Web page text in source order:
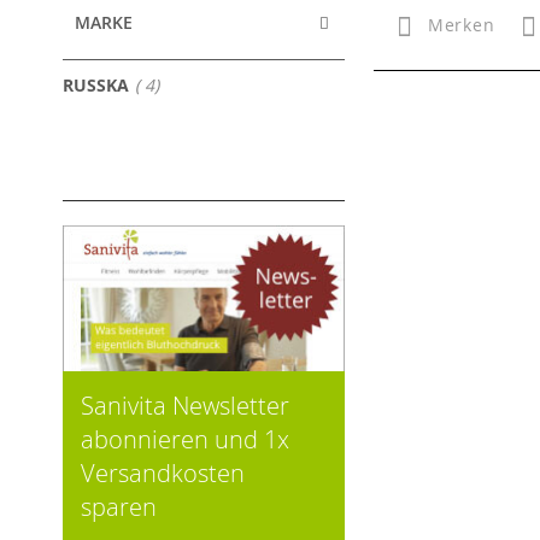
Merken
MARKE
RUSSKA 4Artikel
Sanivita Newsletter
abonnieren und 1x
Versandkosten
sparen